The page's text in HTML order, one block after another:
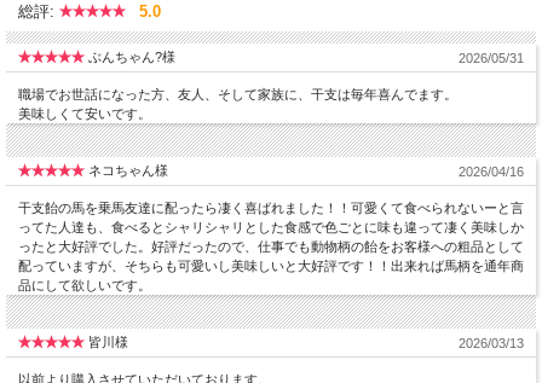
総評: 5.0
ぶんちゃん?様 2026/05/31
職場でお世話になった方、友人、そして家族に、干支は毎年喜んでます。
美味しくて安いです。
ネコちゃん様 2026/04/16
干支飴の馬を乗馬友達に配ったら凄く喜ばれました！！可愛くて食べられないーと言
ってた人達も、食べるとシャリシャリとした食感で色ごとに味も違って凄く美味しか
ったと大好評でした。好評だったので、仕事でも動物柄の飴をお客様への粗品として
配っていますが、そちらも可愛いし美味しいと大好評です！！出来れば馬柄を通年商
品にして欲しいです。
皆川様 2026/03/13
以前より購入させていただいております。